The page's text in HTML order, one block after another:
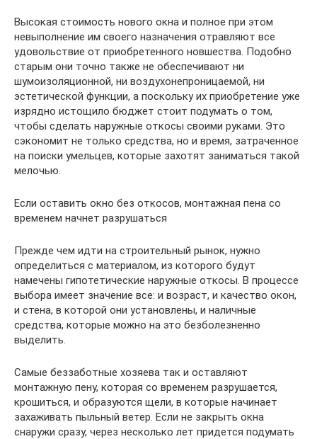
Высокая стоимость нового окна и полное при этом
невыполнение им своего назначения отравляют все
удовольствие от приобретенного новшества. Подобно
старым они точно также не обеспечивают ни
шумоизоляционной, ни воздухонепроницаемой, ни
эстетической функции, а поскольку их приобретение уже
изрядно истощило бюджет стоит подумать о том,
чтобы сделать наружные откосы своими руками. Это
сэкономит не только средства, но и время, затраченное
на поиски умельцев, которые захотят заниматься такой
мелочью.
Если оставить окно без откосов, монтажная пена со
временем начнет разрушаться
Прежде чем идти на строительный рынок, нужно
определиться с материалом, из которого будут
намечены гипотетические наружные откосы. В процессе
выбора имеет значение все: и возраст, и качество окон,
и стена, в которой они установлены, и наличные
средства, которые можно на это безболезненно
выделить.
Самые беззаботные хозяева так и оставляют
монтажную пену, которая со временем разрушается,
крошиться, и образуются щели, в которые начинает
захаживать пыльный ветер. Если не закрыть окна
снаружи сразу, через несколько лет придется подумать